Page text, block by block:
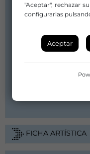
PORTAL 71
Distribuidor/a:
FICHA ARTÍSTICA
"Aceptar", rechazar
configurarlas
Aceptar